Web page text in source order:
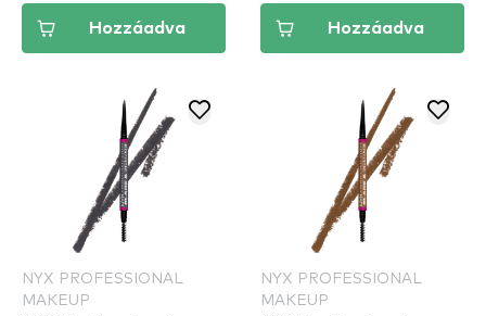
Hozzáadva Hozzáadva
NYX PROFESSIONAL
MAKEUP
NYX PROFESSIONAL
MAKEUP